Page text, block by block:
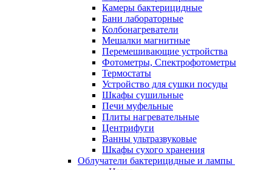
Камеры бактерицидные
Бани лабораторные
Колбонагреватели
Мешалки магнитные
Перемешивающие устройства
Фотометры, Спектрофотометры
Термостаты
Устройство для сушки посуды
Шкафы сушильные
Печи муфельные
Плиты нагревательные
Центрифуги
Ванны ультразвуковые
Шкафы сухого хранения
Облучатели бактерицидные и лампы